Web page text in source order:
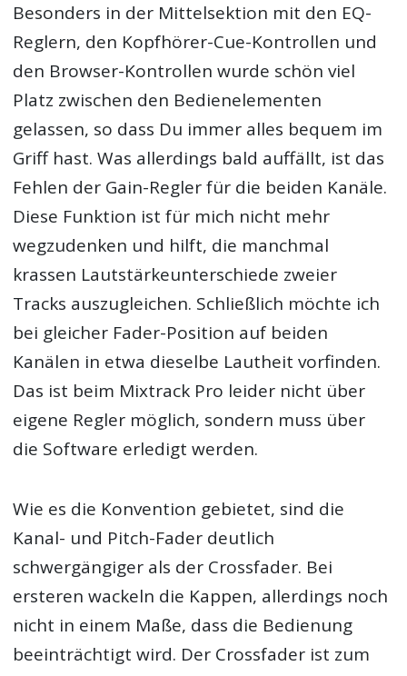
Besonders in der Mittelsektion mit den EQ-
Reglern, den Kopfhörer-Cue-Kontrollen und
den Browser-Kontrollen wurde schön viel
Platz zwischen den Bedienelementen
gelassen, so dass Du immer alles bequem im
Griff hast. Was allerdings bald auffällt, ist das
Fehlen der Gain-Regler für die beiden Kanäle.
Diese Funktion ist für mich nicht mehr
wegzudenken und hilft, die manchmal
krassen Lautstärkeunterschiede zweier
Tracks auszugleichen. Schließlich möchte ich
bei gleicher Fader-Position auf beiden
Kanälen in etwa dieselbe Lautheit vorfinden.
Das ist beim Mixtrack Pro leider nicht über
eigene Regler möglich, sondern muss über
die Software erledigt werden.
Wie es die Konvention gebietet, sind die
Kanal- und Pitch-Fader deutlich
schwergängiger als der Crossfader. Bei
ersteren wackeln die Kappen, allerdings noch
nicht in einem Maße, dass die Bedienung
beeinträchtigt wird. Der Crossfader ist zum